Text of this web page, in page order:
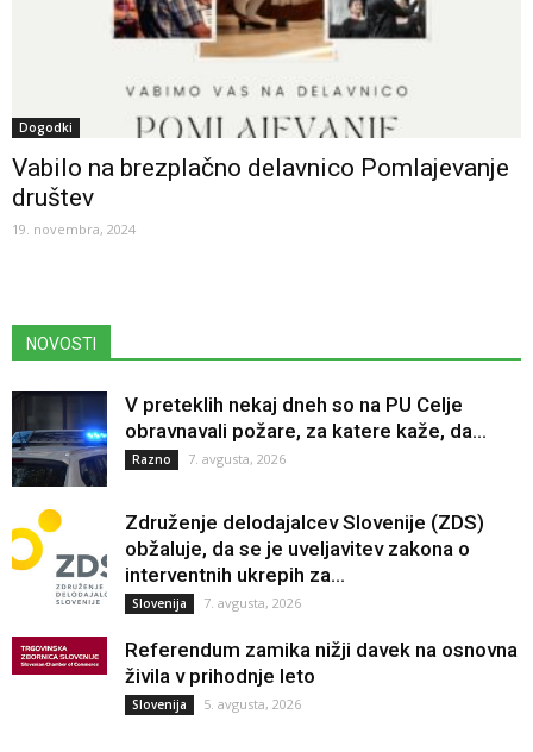
Dogodki
Vabilo na brezplačno delavnico Pomlajevanje
društev
19. novembra, 2024
NOVOSTI
V preteklih nekaj dneh so na PU Celje
obravnavali požare, za katere kaže, da...
Razno 7. avgusta, 2026
Združenje delodajalcev Slovenije (ZDS)
obžaluje, da se je uveljavitev zakona o
interventnih ukrepih za...
Slovenija 7. avgusta, 2026
Referendum zamika nižji davek na osnovna
živila v prihodnje leto
Slovenija 5. avgusta, 2026